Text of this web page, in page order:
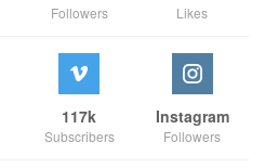
Likes
Followers
Instagram
Followers
117k
Subscribers